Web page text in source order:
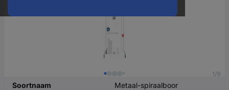
1/9
Soortnaam
Metaal-spiraalboor